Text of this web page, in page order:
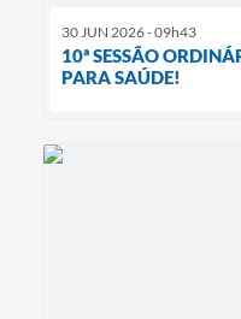
30 JUN 2026 - 09h43
10ª SESSÃO
PARA SAÚDE!